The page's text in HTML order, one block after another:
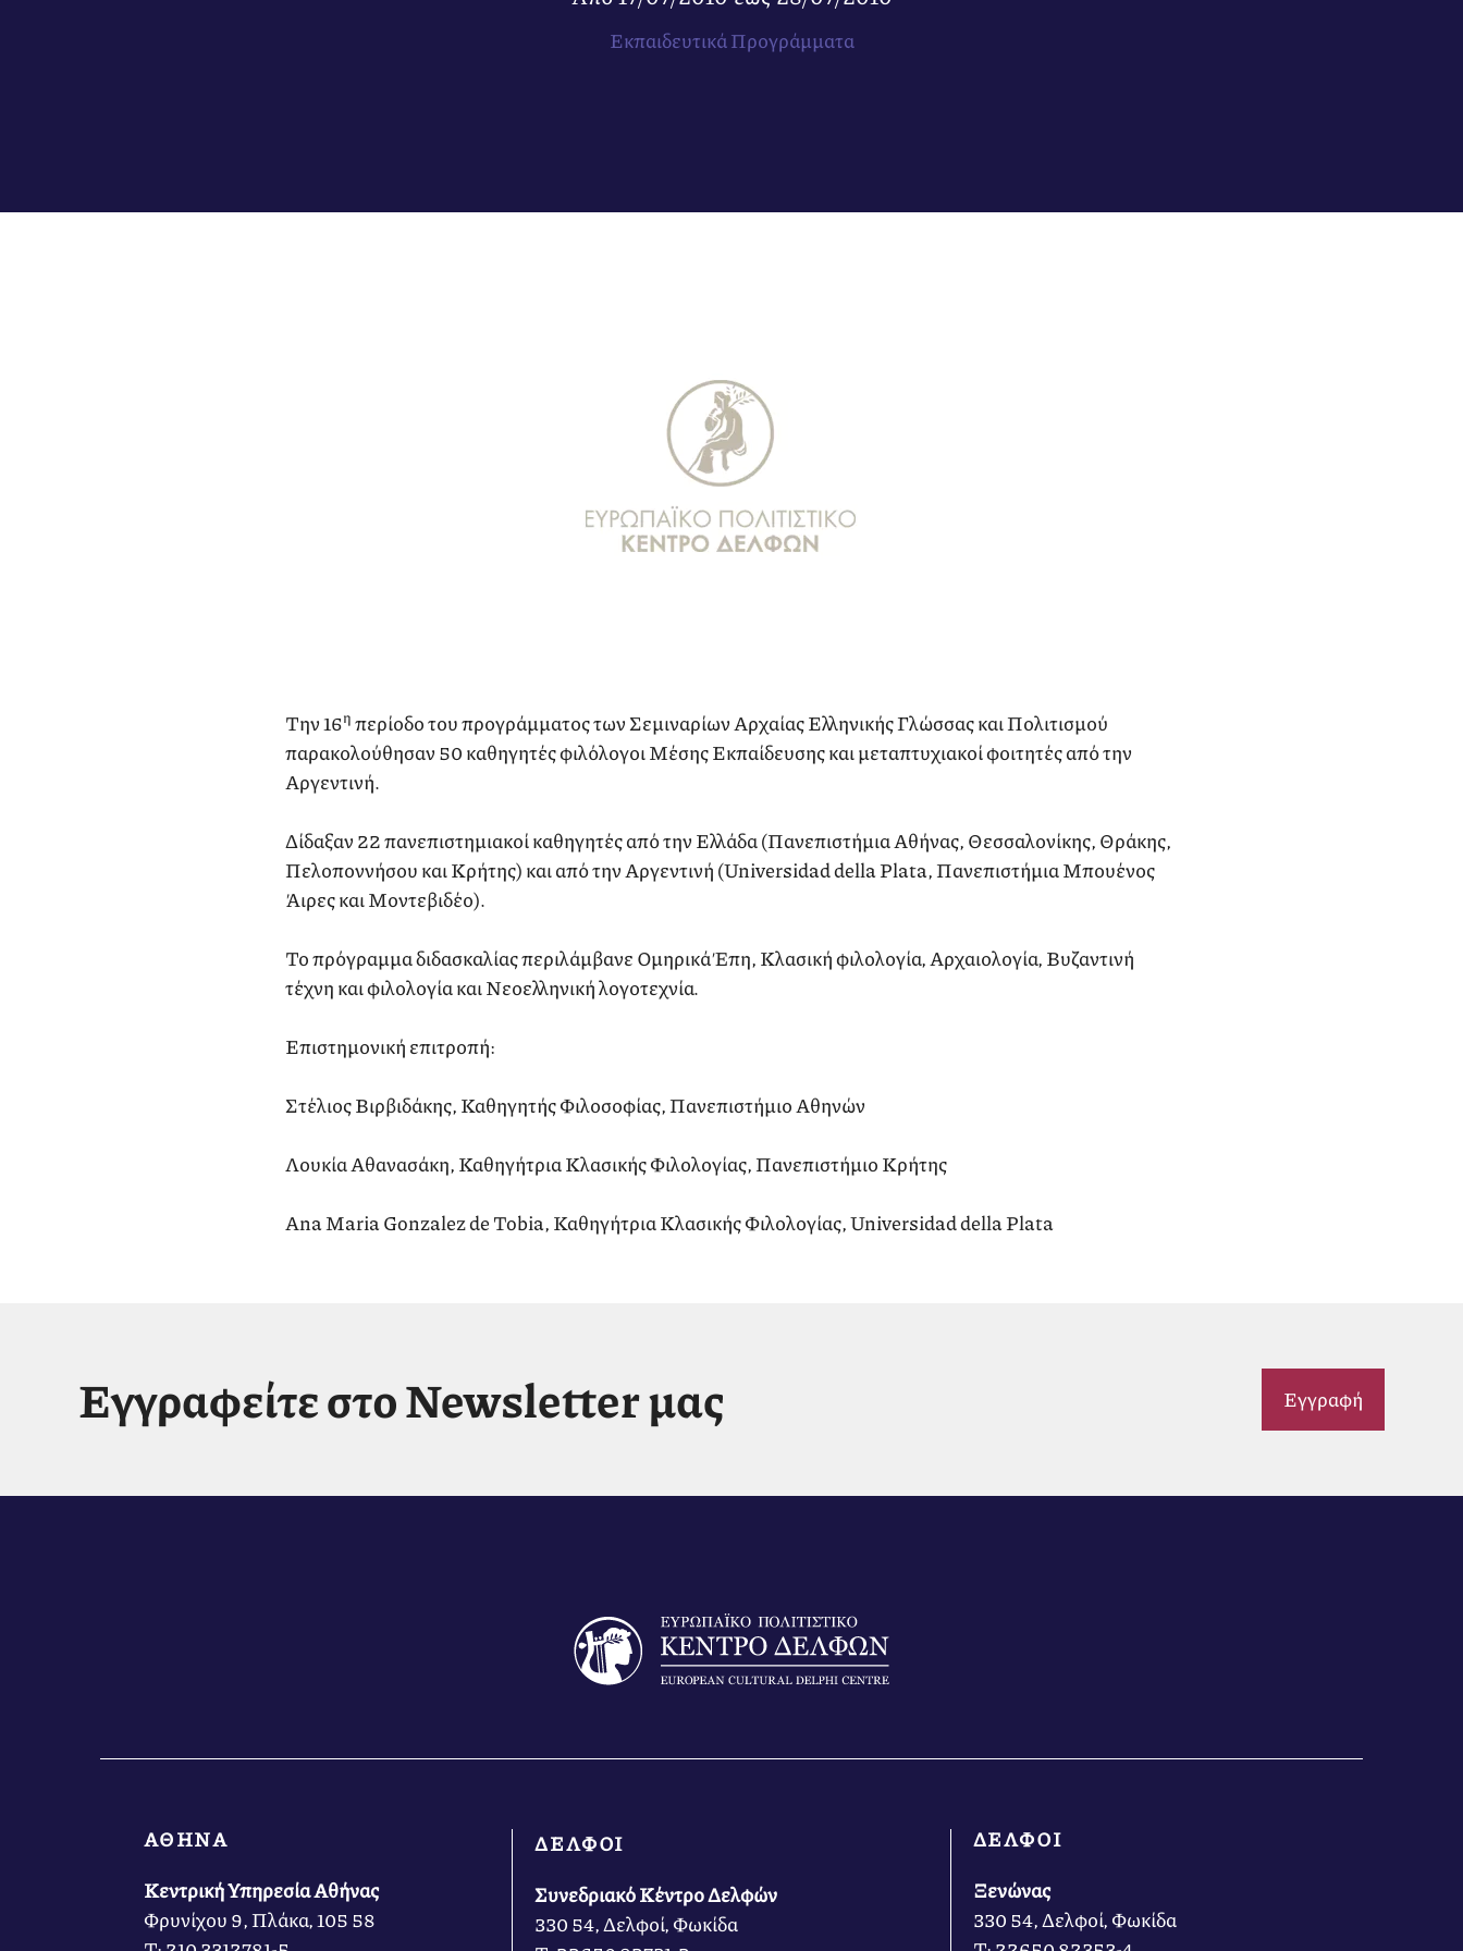
Εκπαιδευτικά Προγράμματα
Την 16η περίοδο του προγράμματος των Σεμιναρίων Αρχαίας Ελληνικής Γλώσσας και Πολιτισμού
παρακολούθησαν 50 καθηγητές φιλόλογοι Μέσης Εκπαίδευσης και μεταπτυχιακοί φοιτητές από την
Αργεντινή.
Δίδαξαν 22 πανεπιστημιακοί καθηγητές από την Ελλάδα (Πανεπιστήμια Αθήνας, Θεσσαλονίκης, Θράκης,
Πελοποννήσου και Κρήτης) και από την Αργεντινή (Universidad della Plata, Πανεπιστήμια Μπουένος
Άιρες και Μοντεβιδέο).
Το πρόγραμμα διδασκαλίας περιλάμβανε Ομηρικά Έπη, Κλασική φιλολογία, Αρχαιολογία, Βυζαντινή
τέχνη και φιλολογία και Νεοελληνική λογοτεχνία.
Επιστημονική επιτροπή:
Στέλιος Βιρβιδάκης, Καθηγητής Φιλοσοφίας, Πανεπιστήμιο Αθηνών
Λουκία Αθανασάκη, Καθηγήτρια Κλασικής Φιλολογίας, Πανεπιστήμιο Κρήτης
Ana Maria Gonzalez de Tobia, Καθηγήτρια Κλασικής Φιλολογίας, Universidad della Plata
Εγγραφείτε στο Newsletter μας Εγγραφή
ΑΘΗΝΑ
Κεντρική Υπηρεσία Αθήνας
Φρυνίχου 9, Πλάκα, 105 58
ΔΕΛΦΟΙ
Συνεδριακό Κέντρο Δελφών
330 54, Δελφοί, Φωκίδα
ΔΕΛΦΟΙ
Ξενώνας
330 54, Δελφοί, Φωκίδα